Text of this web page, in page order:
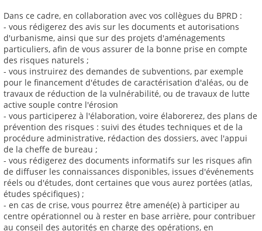
Dans ce cadre, en collaboration avec vos collègues du BPRD :
- vous rédigerez des avis sur les documents et autorisations
d'urbanisme, ainsi que sur des projets d'aménagements
particuliers, afin de vous assurer de la bonne prise en compte
des risques naturels ;
- vous instruirez des demandes de subventions, par exemple
pour le financement d'études de caractérisation d'aléas, ou de
travaux de réduction de la vulnérabilité, ou de travaux de lutte
active souple contre l'érosion
- vous participerez à l'élaboration, voire élaborerez, des plans de
prévention des risques : suivi des études techniques et de la
procédure administrative, rédaction des dossiers, avec l'appui
de la cheffe de bureau ;
- vous rédigerez des documents informatifs sur les risques afin
de diffuser les connaissances disponibles, issues d'événements
réels ou d'études, dont certaines que vous aurez portées (atlas,
études spécifiques) ;
- en cas de crise, vous pourrez être amené(e) à participer au
centre opérationnel ou à rester en base arrière, pour contribuer
au conseil des autorités en charge des opérations, en